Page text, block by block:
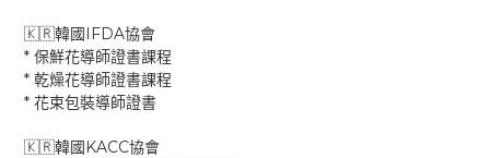
🇰🇷韓國 IFDA協會
* 保鮮花導師證書課程
* 乾燥花導師證書課程
* 花束包裝導師證書
🇰🇷韓國 KACC協會